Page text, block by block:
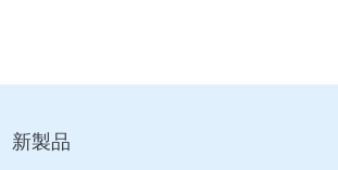
新製品